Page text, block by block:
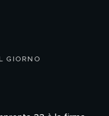
GIORNO